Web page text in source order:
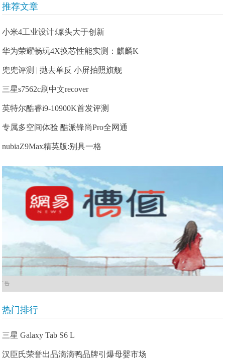
推荐文章
小米4工业设计:噱头大于创新
华为荣耀畅玩4X换芯性能实测：麒麟K
兜兜评测 | 抛去单反 小屏拍照旗舰
三星s7562c刷中文recover
英特尔酷睿i9-10900K首发评测
专属多空间体验 酷派锋尚Pro全网通
nubiaZ9Max精英版:别具一格
广告
热门排行
三星 Galaxy Tab S6 L
汉臣氏荣誉出品滴滴鸭品牌引爆母婴市场